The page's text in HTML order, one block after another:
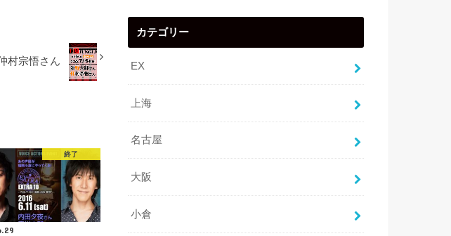
村宗悟さん
終了
カテゴリー
EX
上海
名古屋
大阪
小倉